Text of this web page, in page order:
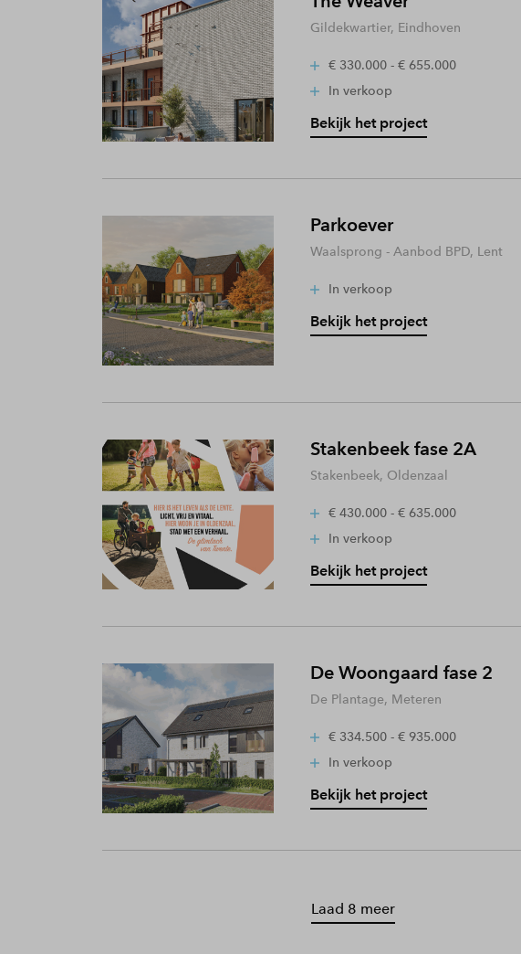
Gildekwartier, Eindhoven
€ 330.000 - € 655.000
In verkoop
Bekijk het project
Parkoever
Waalsprong - Aanbod BPD, Lent
In verkoop
Bekijk het project
Stakenbeek fase 2A
Stakenbeek, Oldenzaal
€ 430.000 - € 635.000
In verkoop
Bekijk het project
De Woongaard fase 2
De Plantage, Meteren
€ 334.500 - € 935.000
In verkoop
Bekijk het project
Laad 8 meer